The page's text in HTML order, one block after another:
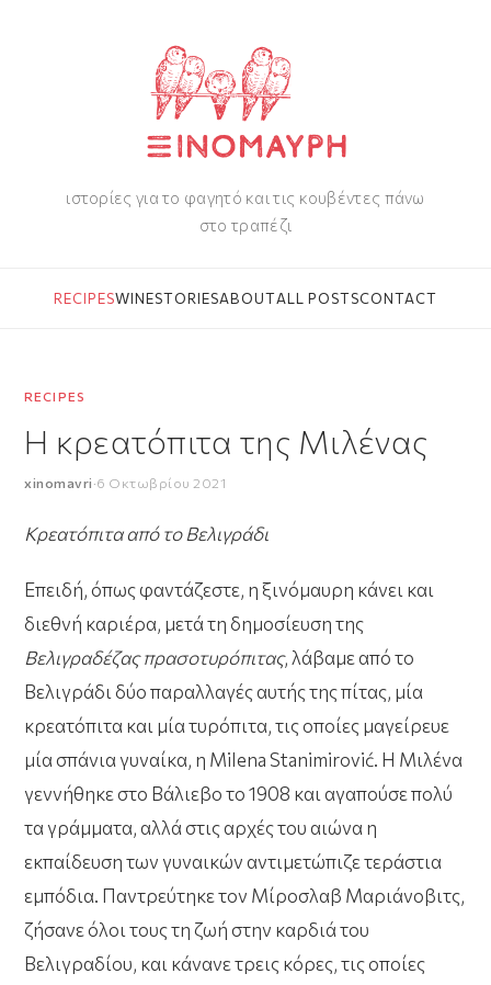
ιστορίες για το φαγητό και τις κουβέντες πάνω
στο τραπέζι
RECIPESWINESTORIESABOUTALL POSTSCONTACT
RECIPES
Η κρεατόπιτα της Μιλένας
xinomavri·6 Οκτωβρίου 2021
Κρεατόπιτα από το Βελιγράδι
Επειδή, όπως φαντάζεστε, η ξινόμαυρη κάνει και
διεθνή καριέρα, μετά τη δημοσίευση της
Βελιγραδέζας πρασοτυρόπιτας, λάβαμε από το
Βελιγράδι δύο παραλλαγές αυτής της πίτας, μία
κρεατόπιτα και μία τυρόπιτα, τις οποίες μαγείρευε
μία σπάνια γυναίκα, η Milena Stanimirović. Η Μιλένα
γεννήθηκε στο Βάλιεβο το 1908 και αγαπούσε πολύ
τα γράμματα, αλλά στις αρχές του αιώνα η
εκπαίδευση των γυναικών αντιμετώπιζε τεράστια
εμπόδια. Παντρεύτηκε τον Μίροσλαβ Μαριάνοβιτς,
ζήσανε όλοι τους τη ζωή στην καρδιά του
Βελιγραδίου, και κάνανε τρεις κόρες, τις οποίες